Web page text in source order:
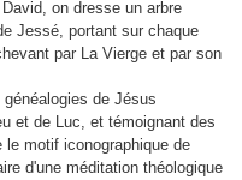
on dresse un arbre
Jessé, portant sur chaque
par La Vierge et par son
généalogies de Jésus
et de Luc, et témoignant des
motif iconographique de
d'une méditation théologique